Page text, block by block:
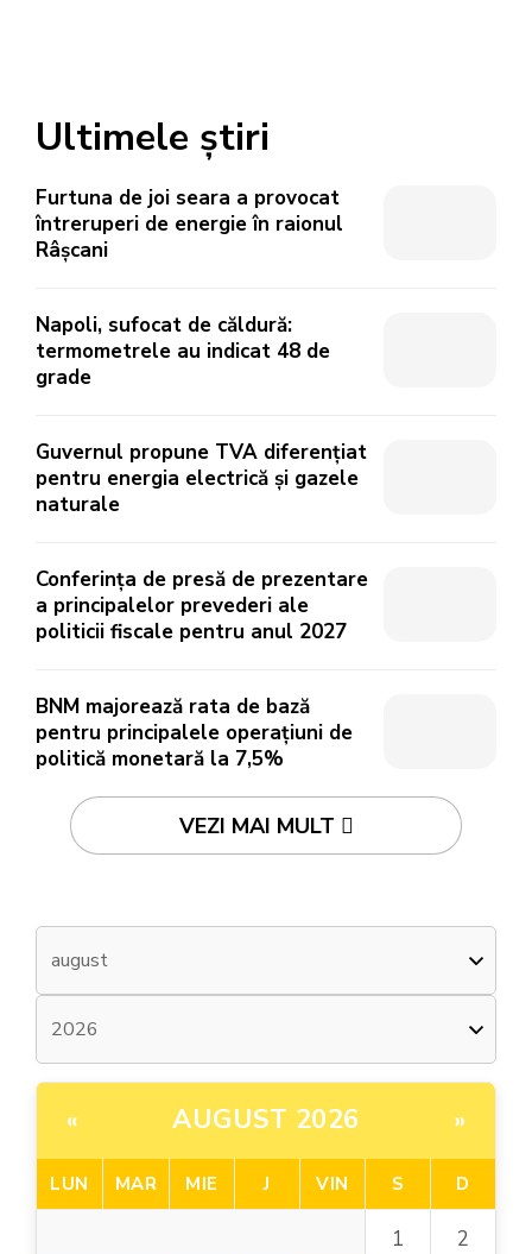
Ultimele știri
Furtuna de joi seara a provocat
întreruperi de energie în raionul
Râșcani
Napoli, sufocat de căldură:
termometrele au indicat 48 de
grade
Guvernul propune TVA diferențiat
pentru energia electrică și gazele
naturale
Conferința de presă de prezentare
a principalelor prevederi ale
politicii fiscale pentru anul 2027
BNM majorează rata de bază
pentru principalele operațiuni de
politică monetară la 7,5%
VEZI MAI MULT
« AUGUST 2026 »
LUN MAR MIE J VIN S D
1 2